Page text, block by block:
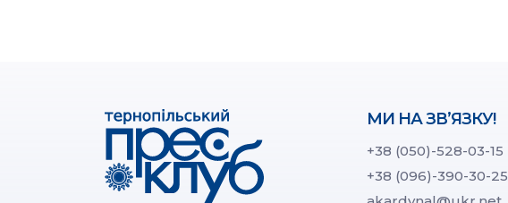
МИ НА ЗВ’ЯЗКУ!
+38 (050)-528-03-15
+38 (096)-390-30-25